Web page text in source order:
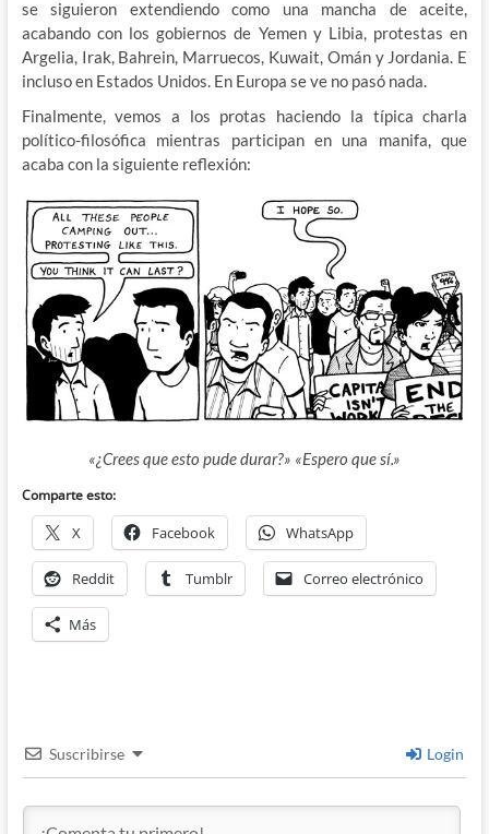
se siguieron extendiendo como una mancha de aceite,
acabando con los gobiernos de Yemen y Libia, protestas en
Argelia, Irak, Bahrein, Marruecos, Kuwait, Omán y Jordania. E
incluso en Estados Unidos. En Europa se ve no pasó nada.
Finalmente, vemos a los protas haciendo la típica charla
político-filosófica mientras participan en una manifa, que
acaba con la siguiente reflexión:
«¿Crees que esto pude durar?» «Espero que sí.»
Comparte esto:
X Facebook WhatsApp
Reddit Tumblr Correo electrónico
Más
Suscribirse Login